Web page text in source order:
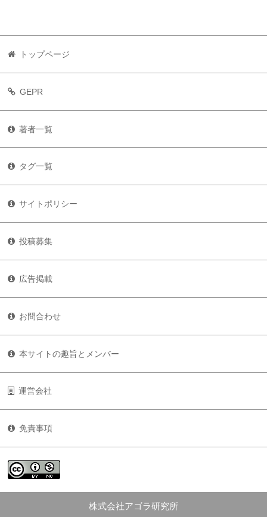
トップページ
GEPR
著者一覧
タグ一覧
サイトポリシー
投稿募集
広告掲載
お問合わせ
本サイトの趣旨とメンバー
運営会社
免責事項
株式会社アゴラ研究所